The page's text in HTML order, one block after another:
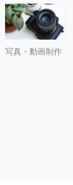
写真・動画制作